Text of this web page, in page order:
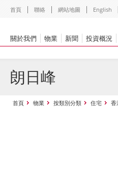
首頁 聯絡 網站地圖 English
關於我們 物業 新聞 投資概況
朗日峰
首頁 物業 按類別分類 住宅 香